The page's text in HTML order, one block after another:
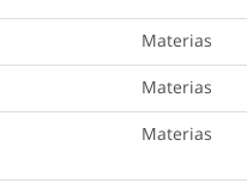
Materias
Materias
Materias